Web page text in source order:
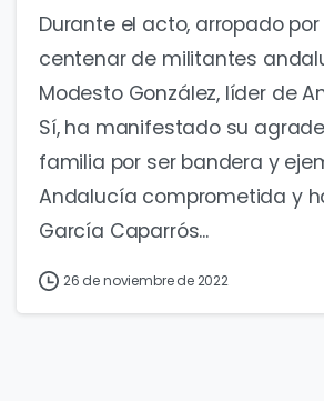
Durante el acto, arropado
centenar de militantes
Modesto González, líder de
Sí, ha manifestado su
familia por ser bandera y
Andalucía comprometida y
García Caparrós...
26 de noviembre de 2022